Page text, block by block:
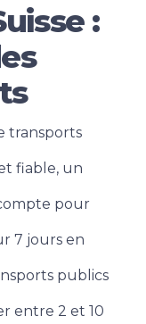
:
transports
fiable, un
pour
7 jours en
publics
entre 2 et 10